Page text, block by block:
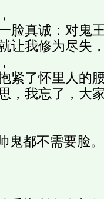
脸真诚：对鬼
让我修为尽失
紧了怀里人的
，我忘了，大
都不需要脸。